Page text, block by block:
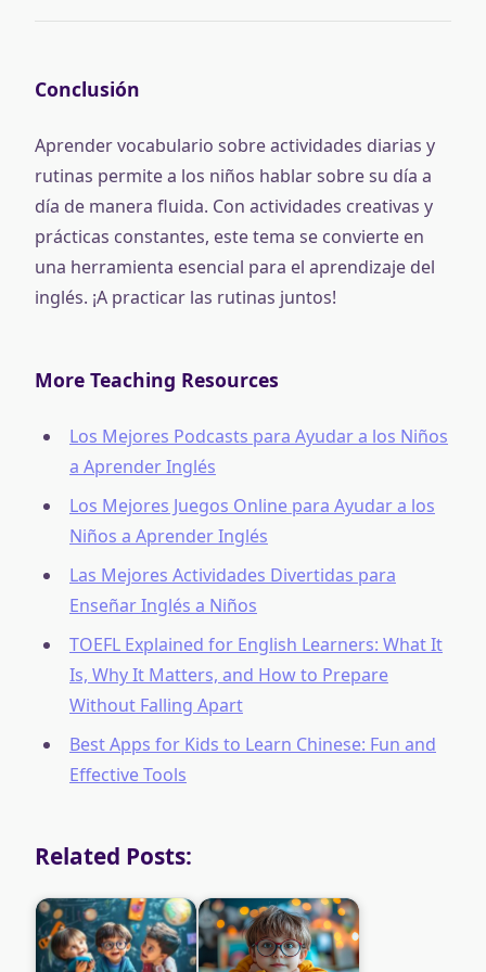
Conclusión
Aprender vocabulario sobre actividades diarias y
rutinas permite a los niños hablar sobre su día a
día de manera fluida. Con actividades creativas y
prácticas constantes, este tema se convierte en
una herramienta esencial para el aprendizaje del
inglés. ¡A practicar las rutinas juntos!
More Teaching Resources
Los Mejores Podcasts para Ayudar a los Niños
a Aprender Inglés
Los Mejores Juegos Online para Ayudar a los
Niños a Aprender Inglés
Las Mejores Actividades Divertidas para
Enseñar Inglés a Niños
TOEFL Explained for English Learners: What It
Is, Why It Matters, and How to Prepare
Without Falling Apart
Best Apps for Kids to Learn Chinese: Fun and
Effective Tools
Related Posts: